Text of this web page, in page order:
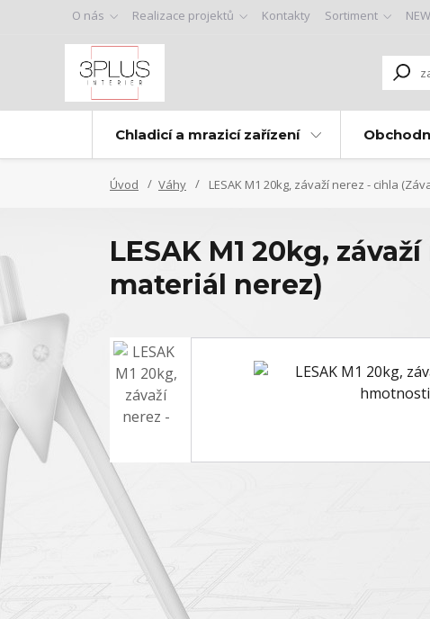
O nás Realizace projektů Kontakty Sortiment
Chladicí a mrazicí zařízení
Úvod Váhy LESAK M1 20kg, závaží nerez - cihla
LESAK M1 20kg,
materiál nerez)